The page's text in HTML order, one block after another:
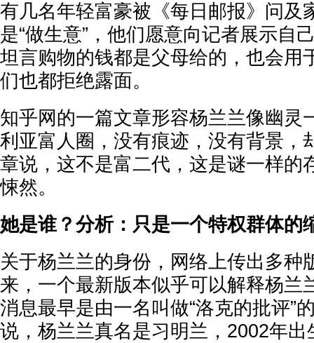
有几名年轻富豪被《每日邮报》问及
是“做生意”，他们愿意向记者展示自
坦言购物的钱都是父母给的，也会用
们也都拒绝露面。
知乎网的一篇文章形容杨兰兰像幽灵
利亚富人圈，没有痕迹，没有背景，
章说，这不是富二代，这是谜一样的
悚然。
她是谁？分析：只是一个特权群体的
关于杨兰兰的身份，网络上传出多种
来，一个最新版本似乎可以解释杨兰
消息最早是由一名叫做“洛克的批评”
说，杨兰兰真名是习明兰，2002年